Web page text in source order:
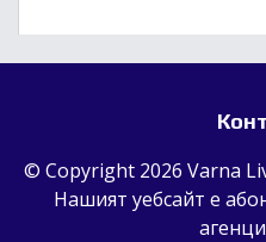
© Copyright 2026 Varna
Нашият уебсайт е